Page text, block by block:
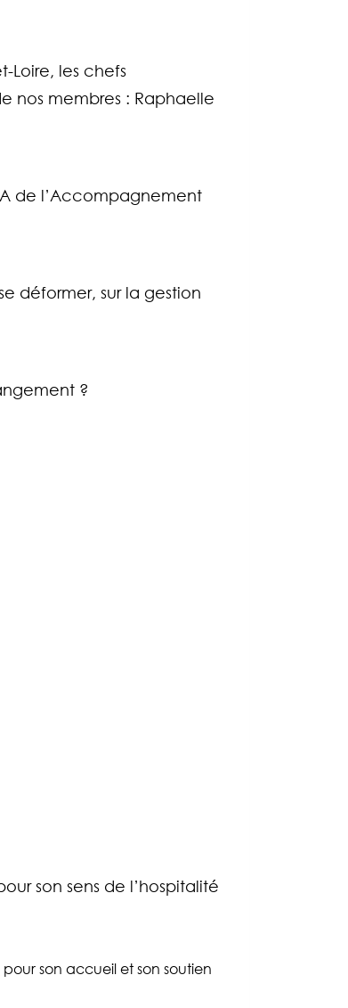
Loire, les chefs
nos membres : Raphaelle
de l’Accompagnement
déformer, sur la gestion
?
son sens de l’hospitalité
pour son accueil et son soutien